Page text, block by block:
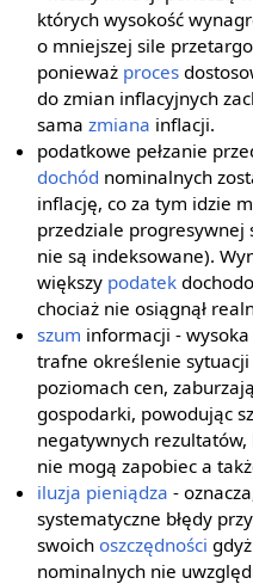
których wysokość
o mniejszej sile
ponieważ proces
do zmian inflacyjnych
samazmiana inflacji.
podatkowe pełzanie
dochód nominalnych
inflację, co za tym idzie
przedziale
nie są indeksowane).
większy podatek
chociaż nie osiągnął
szum informacji -
trafne określenie
poziomach cen, zaburzają
gospodarki, powodując
negatywnych
nie mogą zapobiec a
iluzja pieniądza -
systematyczne błędy
swoichoszczędności
nominalnych nie